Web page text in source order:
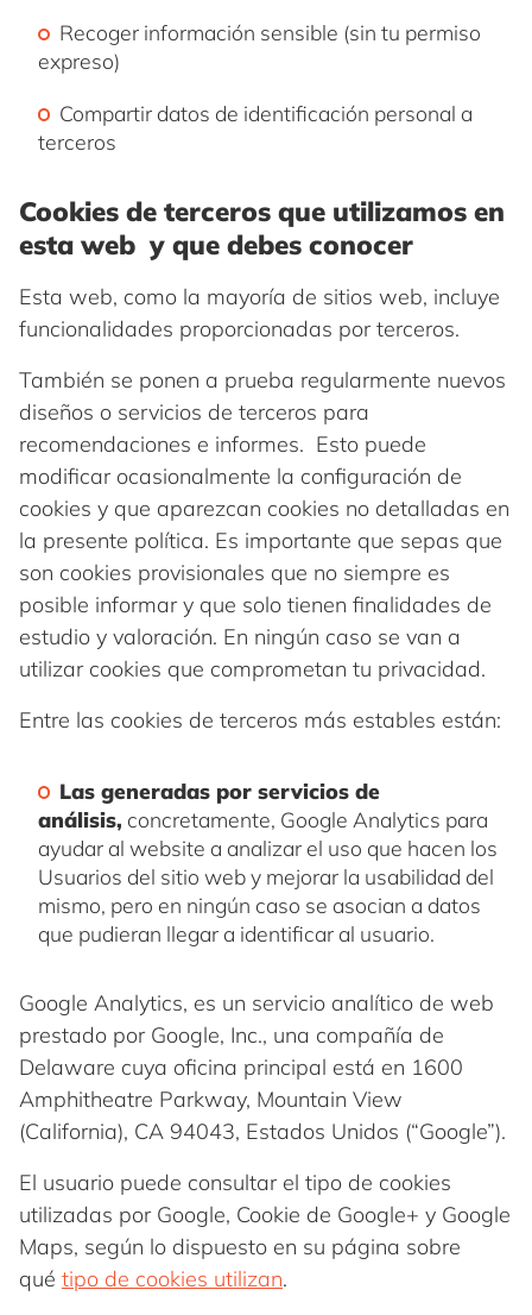
Recoger información sensible (sin tu permiso
expreso)
Compartir datos de identificación personal a
terceros
Cookies de terceros que utilizamos en
esta web y que debes conocer
Esta web, como la mayoría de sitios web, incluye
funcionalidades proporcionadas por terceros.
También se ponen a prueba regularmente nuevos
diseños o servicios de terceros para
recomendaciones e informes. Esto puede
modificar ocasionalmente la configuración de
cookies y que aparezcan cookies no detalladas en
la presente política. Es importante que sepas que
son cookies provisionales que no siempre es
posible informar y que solo tienen finalidades de
estudio y valoración. En ningún caso se van a
utilizar cookies que comprometan tu privacidad.
Entre las cookies de terceros más estables están:
Las generadas por servicios de
análisis, concretamente, Google Analytics para
ayudar al website a analizar el uso que hacen los
Usuarios del sitio web y mejorar la usabilidad del
mismo, pero en ningún caso se asocian a datos
que pudieran llegar a identificar al usuario.
Google Analytics, es un servicio analítico de web
prestado por Google, Inc., una compañía de
Delaware cuya oficina principal está en 1600
Amphitheatre Parkway, Mountain View
(California), CA 94043, Estados Unidos (“Google”).
El usuario puede consultar el tipo de cookies
utilizadas por Google, Cookie de Google+ y Google
Maps, según lo dispuesto en su página sobre
qué tipo de cookies utilizan.